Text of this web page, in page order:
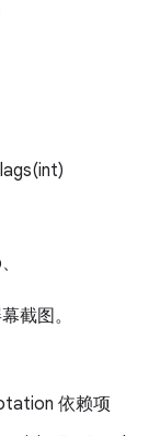
截图。
依赖项